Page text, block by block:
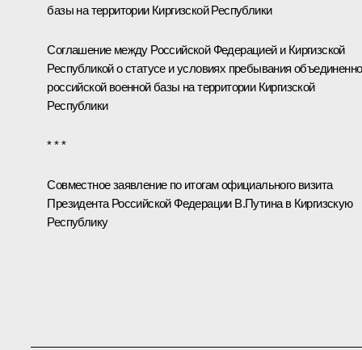
базы на территории Киргизской Республики
Соглашение между Российской Федерацией и Киргизской
Республикой о статусе и условиях пребывания
российской военной базы на территории Киргизской
Республики
* * *
Совместное заявление по итогам официального визита
Президента Российской Федерации В.Путина в Киргизскую
Республику